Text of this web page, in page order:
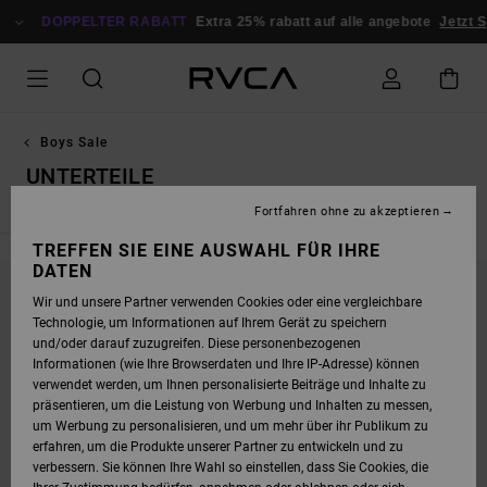
ZUR
DOPPELTER RABATT Extra 25% rabatt auf alle angebote Jetzt
Boys Sale
UNTERTEILE
BLEIB DABEI, DIE PRODUKTE SIND BALD
WIEDER DA
UPS, WIR KONNTEN KEINE ERGEBNISSE FÜR
DEINE SUCHE FINDEN.
KEIN PROBLEM! VERSUCHE ES MIT ANDEREN BEGRIFFEN ODER STÖBERE
TREFFEN SIE EINE AUSWAHL FÜR IHRE
DATEN
Wir und unsere Partner verwenden Cookies oder eine vergleichbare
Technologie, um Informationen auf Ihrem Gerät zu speichern
und/oder darauf zuzugreifen. Diese personenbezogenen
Informationen (wie Ihre Browserdaten und Ihre IP-Adresse) können
verwendet werden, um Ihnen personalisierte Beiträge und Inhalte zu
präsentieren, um die Leistung von Werbung und Inhalten zu messen,
um Werbung zu personalisieren, und um mehr über ihr Publikum zu
erfahren, um die Produkte unserer Partner zu entwickeln und zu
verbessern. Sie können Ihre Wahl so einstellen, dass Sie Cookies, die
Fortfahren ohne zu akzeptieren